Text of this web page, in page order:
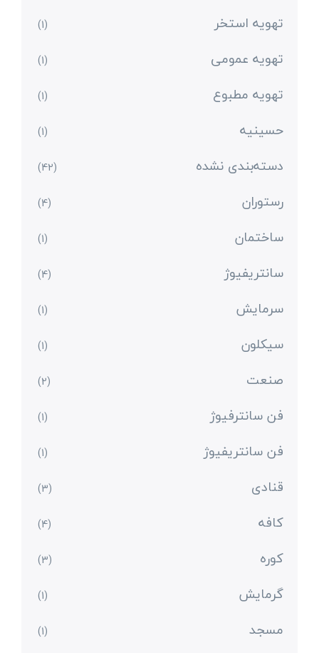
تهویه استخر (1)
تهویه عمومی (1)
تهویه مطبوع (1)
حسینیه (1)
دسته‌بندی نشده (42)
رستوران (4)
ساختمان (1)
سانتریفیوژ (4)
سرمایش (1)
سیکلون (1)
صنعت (2)
فن سانترفیوژ (1)
فن سانتریفیوژ (1)
قنادی (3)
کافه (4)
کوره (3)
گرمایش (1)
مسجد (1)